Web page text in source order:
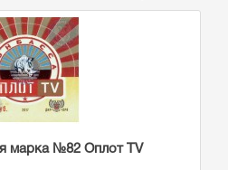
марка №82 Оплот TV